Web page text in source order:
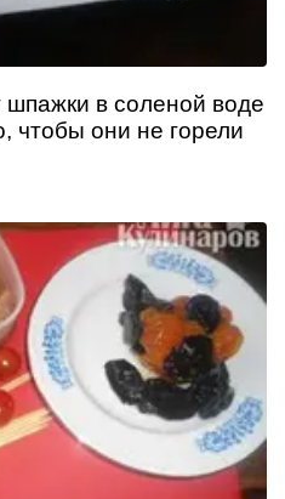
в соленой воде
чтобы они не горели